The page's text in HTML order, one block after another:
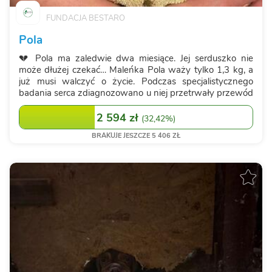
FUNDACJA BESTARO
Pola
💔 Pola ma zaledwie dwa miesiące. Jej serduszko nie
może dłużej czekać… Maleńka Pola waży tylko 1,3 kg, a
już musi walczyć o życie. Podczas specjalistycznego
badania serca zdiagnozowano u niej przetrwały przewód
tętniczy Botalla (PDA) – poważną, wrodzoną wadę, która
powoduje znaczne przeciążenie l...
2 594 zł (32,42%)
BRAKUJE JESZCZE 5 406 ZŁ